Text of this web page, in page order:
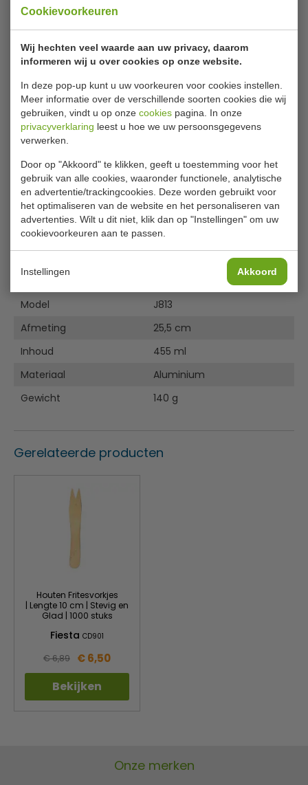
Cookievoorkeuren
Wij hechten veel waarde aan uw privacy, daarom
informeren wij u over cookies op onze website.
In deze pop-up kunt u uw voorkeuren voor cookies instellen.
Meer informatie over de verschillende soorten cookies die wij
gebruiken, vindt u op onze cookies pagina. In onze
privacyverklaring leest u hoe we uw persoonsgegevens
verwerken.
Door op "Akkoord" te klikken, geeft u toestemming voor het
gebruik van alle cookies, waaronder functionele, analytische
en advertentie/trackingcookies. Deze worden gebruikt voor
het optimaliseren van de website en het personaliseren van
advertenties. Wilt u dit niet, klik dan op "Instellingen" om uw
cookievoorkeuren aan te passen.
Instellingen Akkoord
✔ Gratis verzending* ✔ 24 uur levering ✔ Laagste
prijsgarantie
Vogue aluminium schep 45,5 cl
Deze schep van Vogue is ideaal keukengerei voor
professionele keukens. De schep is gemaakt is van zeer
waardoor deze lang meegaat. Geschikt voor gebruik met
ieder type voedsel, zoals bijvoorbeeld frites.
Aluminium
Zeer duurzaam
Specificaties
Model
J813
Afmeting
25,5 cm
Inhoud
455 ml
Materiaal
Aluminium
Gewicht
140 g
Gerelateerde producten
Houten Fritesvorkjes
| Lengte 10 cm | Stevig en
Glad | 1000 stuks
Fiesta CD901
€ 6,89 € 6,50
Bekijken
Onze merken